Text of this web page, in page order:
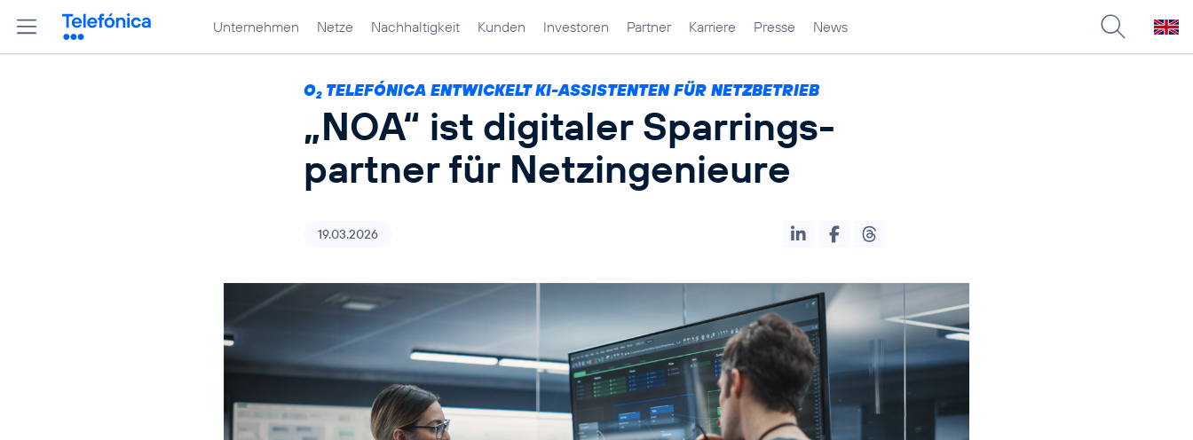
Unternehmen Netze Nachhaltigkeit Kunden Investoren Partner Karriere Presse News
O2 TELEFÓNICA ENTWICKELT KI-ASSISTENTEN FÜR NETZBETRIEB
„NOA“ ist digitaler Sparrings­
partner für Netzingenieure
19.03.2026